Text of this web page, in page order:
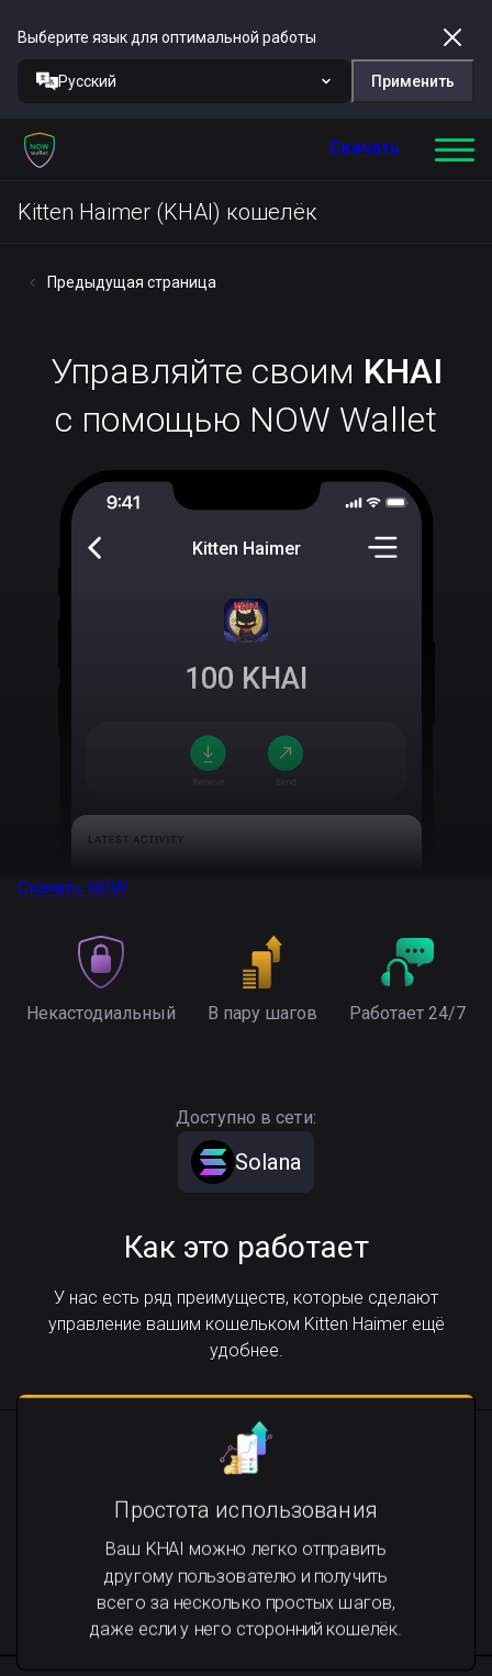
Выберите язык для оптимальной работы
Русский Применить
Скачать
Kitten Haimer (KHAI) кошелёк
Предыдущая страница
Управляйте своим KHAI
с помощью NOW Wallet
Kitten Haimer
100 KHAI
Скачать NOW
Некастодиальный В пару шагов Работает 24/7
Доступно в сети:
Solana
Как это работает
У нас есть ряд преимуществ, которые сделают
управление вашим кошельком Kitten Haimer ещё
удобнее.
Простота использования
Ваш KHAI можно легко отправить
другому пользователю и получить
всего за несколько простых шагов,
даже если у него сторонний кошелёк.